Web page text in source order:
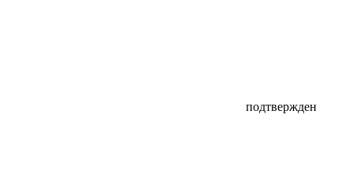
подтвержден